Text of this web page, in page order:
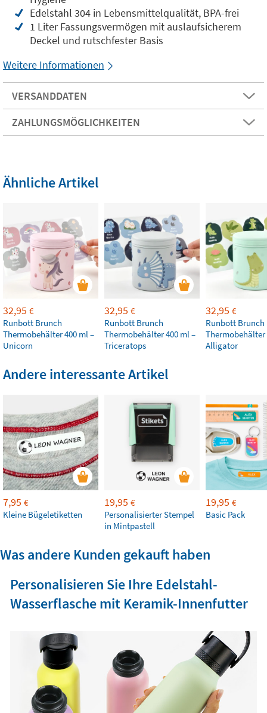
Edelstahl 304 in Lebensmittelqualität, BPA-frei
1 Liter Fassungsvermögen mit auslaufsicherem
Deckel und rutschfester Basis
Weitere Informationen
VERSANDDATEN
ZAHLUNGSMÖGLICHKEITEN
Ähnliche Artikel
32,95 €
Runbott Brunch
Thermobehälter 400 ml –
Unicorn
32,95 €
Runbott Brunch
Thermobehälter 400 ml –
Triceratops
32,95 €
Runbott Brunch
Thermobehälter
Alligator
Andere interessante Artikel
7,95 €
Kleine Bügeletiketten
19,95 €
Personalisierter Stempel
in Mintpastell
19,95 €
Basic Pack
Was andere Kunden gekauft haben
Personalisieren Sie Ihre Edelstahl-
Wasserflasche mit Keramik-Innenfutter